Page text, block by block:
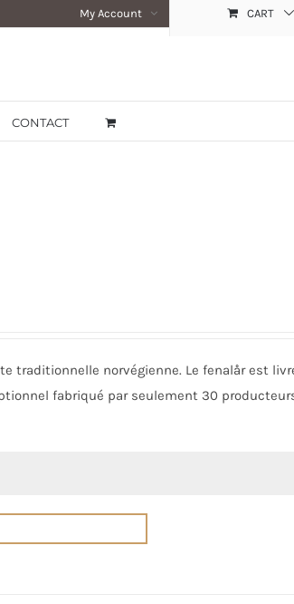
My Account CART
CONTACT
traditionnelle norvégienne. Le fenalår est
fabriqué par seulement 30